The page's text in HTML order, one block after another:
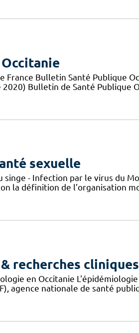
France Bulletin Santé Publique
Bulletin de Santé Publique
sexuelle
singe - Infection par le virus du
la définition de l’organisation
recherches cliniques
en Occitanie
agence nationale de santé